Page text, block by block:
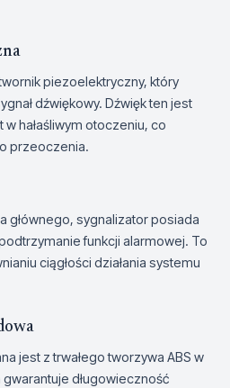
piezoelektryczny, który
dźwiękowy. Dźwięk ten jest
hałaśliwym otoczeniu, co
przeoczenia.
głównego, sygnalizator posiada
funkcji alarmowej. To
ciągłości działania systemu
jest z trwałego tworzywa ABS w
gwarantuje długowieczność